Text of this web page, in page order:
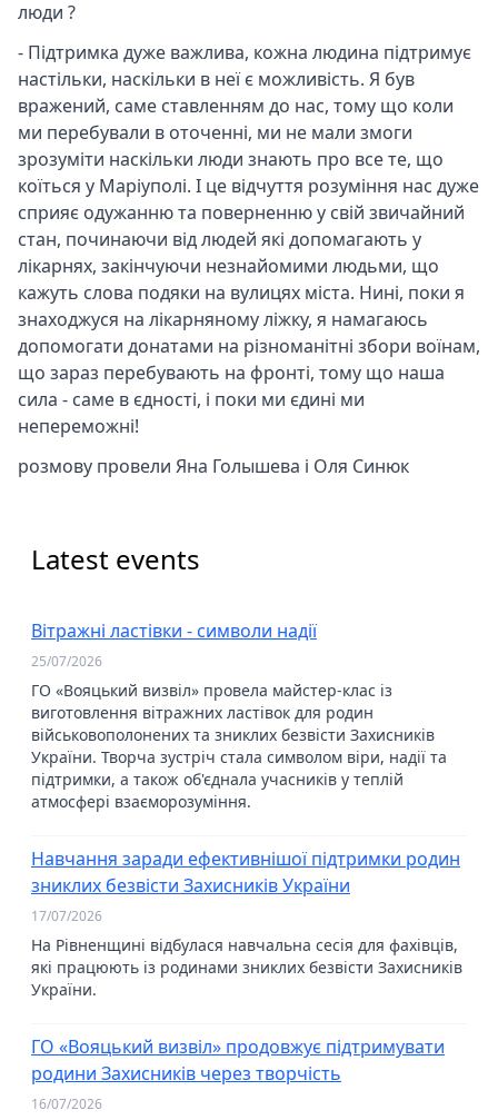
люди ?
- Підтримка дуже важлива, кожна людина підтримує
настільки, наскільки в неї є можливість. Я був
вражений, саме ставленням до нас, тому що коли
ми перебували в оточенні, ми не мали змоги
зрозуміти наскільки люди знають про все те, що
коїться у Маріуполі. І це відчуття розуміння нас дуже
сприяє одужанню та поверненню у свій звичайний
стан, починаючи від людей які допомагають у
лікарнях, закінчуючи незнайомими людьми, що
кажуть слова подяки на вулицях міста. Нині, поки я
знаходжуся на лікарняному ліжку, я намагаюсь
допомогати донатами на різноманітні збори воїнам,
що зараз перебувають на фронті, тому що наша
сила - саме в єдності, і поки ми єдині ми
непереможні!
розмову провели Яна Голышева і Оля Синюк
Latest events
Вітражні ластівки - символи надії
25/07/2026
ГО «Вояцький визвіл» провела майстер-клас із
виготовлення вітражних ластівок для родин
військовополонених та зниклих безвісти Захисників
України. Творча зустріч стала символом віри, надії та
підтримки, а також об'єднала учасників у теплій
атмосфері взаєморозуміння.
Навчання заради ефективнішої підтримки родин
зниклих безвісти Захисників України
17/07/2026
На Рівненщині відбулася навчальна сесія для фахівців,
які працюють із родинами зниклих безвісти Захисників
України.
ГО «Вояцький визвіл» продовжує підтримувати
родини Захисників через творчість
16/07/2026